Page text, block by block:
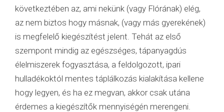
következtében az, ami nekünk (vagy Flórának) elég,
az nem biztos hogy másnak, (vagy más gyerekének)
is megfelelő kiegészítést jelent. Tehát az első
szempont mindig az egészséges, tápanyagdús
élelmiszerek fogyasztása, a feldolgozott, ipari
hulladékoktól mentes táplálkozás kialakítása kellene
hogy legyen, és ha ez megvan, akkor csak utána
érdemes a kiegészítők mennyiségén merengeni.